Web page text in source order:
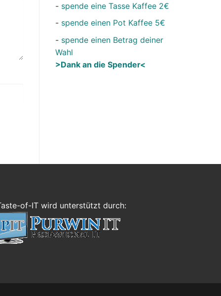
- spende eine Tasse Kaffee 2€
- spende einen Pot Kaffee 5€
- spende einen Betrag deiner
Wahl
>Dank an die Spender<
of-IT wird unterstützt durch: